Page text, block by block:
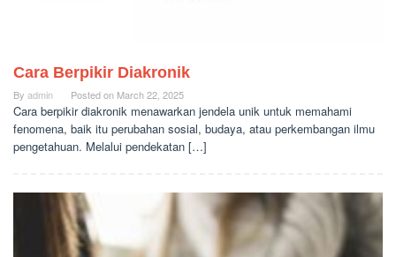
Cara Berpikir Diakronik
By admin Posted on March 22, 2025
Cara berpikir diakronik menawarkan jendela unik untuk memahami
fenomena, baik itu perubahan sosial, budaya, atau perkembangan ilmu
pengetahuan. Melalui pendekatan […]